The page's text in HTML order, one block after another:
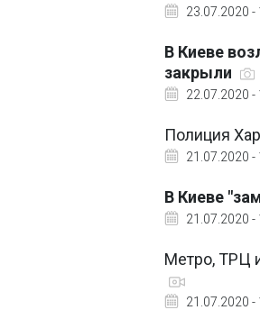
23.07.2020 -
В Киеве
закрыли
22.07.2020 -
Полиция
21.07.2020 -
В Киеве
21.07.2020 -
Метро, ТРЦ
21.07.2020 -